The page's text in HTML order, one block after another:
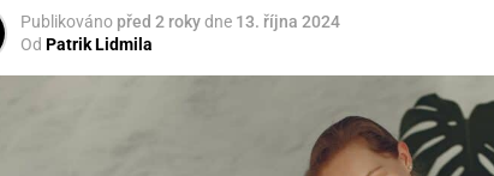
Publikováno před 2 rokydne 13. října 2024
Od Patrik Lidmila